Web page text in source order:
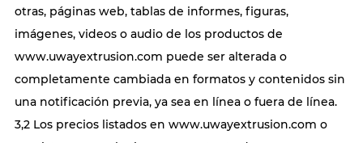
otras, páginas web, tablas de informes, figuras,
imágenes, videos o audio de los productos de
www.uwayextrusion.com puede ser alterada o
completamente cambiada en formatos y contenidos sin
una notificación previa, ya sea en línea o fuera de línea.
3,2 Los precios listados en www.uwayextrusion.com o